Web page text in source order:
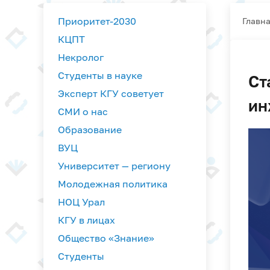
Приоритет-2030
КЦПТ
Некролог
Студенты в науке
Эксперт КГУ советует
СМИ о нас
Образование
ВУЦ
Университет — региону
Молодежная политика
НОЦ Урал
КГУ в лицах
Общество «Знание»
Студенты